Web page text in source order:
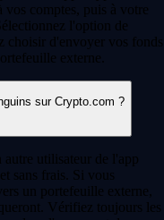
comptes, puis à votre
l'option de
choisir d'envoyer vos fonds
externe.
sur Crypto.com ?
utilisateur de l'app
sans frais. Si vous
un portefeuille externe,
Vérifiez toujours les